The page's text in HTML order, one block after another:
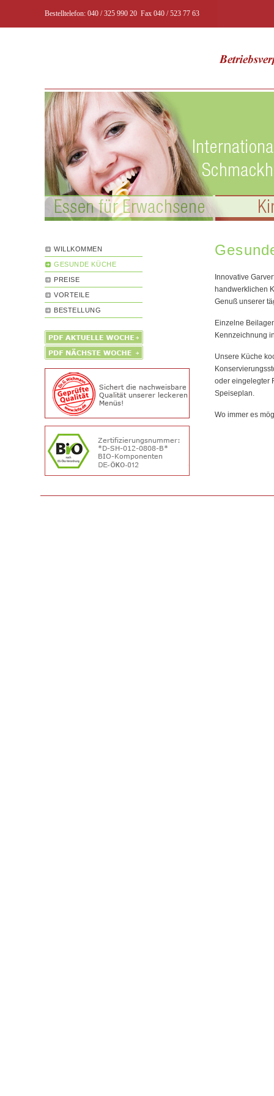
Bestelltelefon: 040 / 325 990 20 Fax 040 / 523 77 63
WILLKOMMEN
GESUNDE KÜCHE
PREISE
VORTEILE
BESTELLUNG
Innovative
handwerklichen
Genuß unserer
Einzelne
Kennzeichnung
Unsere Küche
oder eingelegter
Speiseplan.
Wo immer es